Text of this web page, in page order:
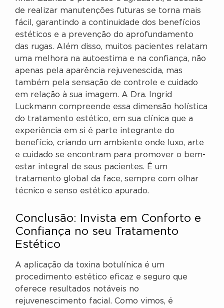
de realizar manutenções futuras se torna mais
fácil, garantindo a continuidade dos benefícios
estéticos e a prevenção do aprofundamento
das rugas. Além disso, muitos pacientes relatam
uma melhora na autoestima e na confiança, não
apenas pela aparência rejuvenescida, mas
também pela sensação de controle e cuidado
em relação à sua imagem. A Dra. Ingrid
Luckmann compreende essa dimensão holística
do tratamento estético, em sua clínica que a
experiência em si é parte integrante do
benefício, criando um ambiente onde luxo, arte
e cuidado se encontram para promover o bem-
estar integral de seus pacientes. É um
tratamento global da face, sempre com olhar
técnico e senso estético apurado.
Conclusão: Invista em Conforto e
Confiança no seu Tratamento
Estético
A aplicação da toxina botulínica é um
procedimento estético eficaz e seguro que
oferece resultados notáveis no
rejuvenescimento facial. Como vimos, é